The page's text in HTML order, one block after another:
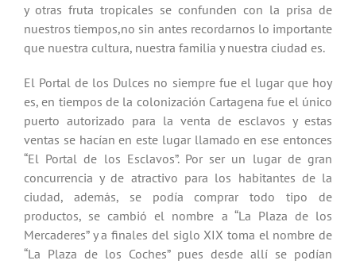
y otras fruta tropicales se confunden con la prisa de
nuestros tiempos,no sin antes recordarnos lo importante
que nuestra cultura, nuestra familia y nuestra ciudad es.
El Portal de los Dulces no siempre fue el lugar que hoy
es, en tiempos de la colonización Cartagena fue el único
puerto autorizado para la venta de esclavos y estas
ventas se hacían en este lugar llamado en ese entonces
“El Portal de los Esclavos”. Por ser un lugar de gran
concurrencia y de atractivo para los habitantes de la
ciudad, además, se podía comprar todo tipo de
productos, se cambió el nombre a “La Plaza de los
Mercaderes” y a finales del siglo XIX toma el nombre de
“La Plaza de los Coches” pues desde allí se podían